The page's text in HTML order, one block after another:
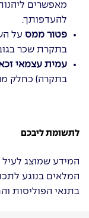
מאפשרים
להעדפותך.
פטור ממסעל
בתקרת שכר בגובה 15,712 ש"ח לשנת
עמית עצמאי
בתקרה) כחלק
לתשומת ליבכם
המידע שמוצג לעיל
המלאים בנוגע
בתנאי הפוליסות